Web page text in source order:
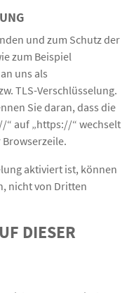
und zum Schutz der
zum Beispiel
uns als
TLS-Verschlüsselung.
Sie daran, dass die
“ auf „https://“ wechselt
aktiviert ist, können
nicht von Dritten
DIESER